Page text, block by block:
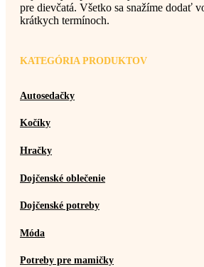
pre dievčatá. Všetko sa snažíme dodať
krátkych termínoch.
KATEGÓRIA PRODUKTOV
Autosedačky
Kočíky
Hračky
Dojčenské oblečenie
Dojčenské potreby
Móda
Potreby pre mamičky